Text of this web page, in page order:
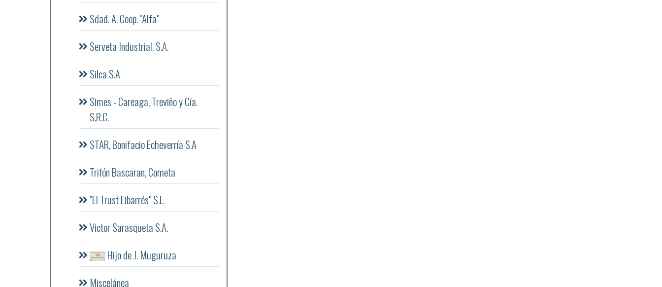
Sdad. A. Coop. "Alfa"
Serveta Industrial, S.A.
Silca S.A
Simes - Careaga, Treviño y Cía.
S.R.C.
STAR, Bonifacio Echeverría S.A
Trifón Bascaran, Cometa
"El Trust Eibarrés" S.L.
Victor Sarasqueta S.A.
Hijo de J. Muguruza
Miscelánea